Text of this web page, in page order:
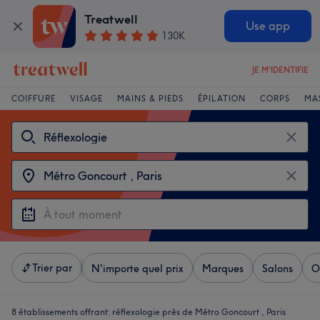
Treatwell
130K
Use app
JE M'IDENTIFIE
COIFFURE VISAGE MAINS & PIEDS ÉPILATION CORPS
Trier par N'importe quel prix Marques Salons
8 établissements offrant: réflexologie près de Métro Goncourt , Paris